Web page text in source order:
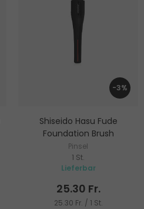
-3%
Shiseido Hasu Fude
Foundation Brush
Pinsel
1 St.
Lieferbar
25.30 Fr.
25.30 Fr. / 1 St.